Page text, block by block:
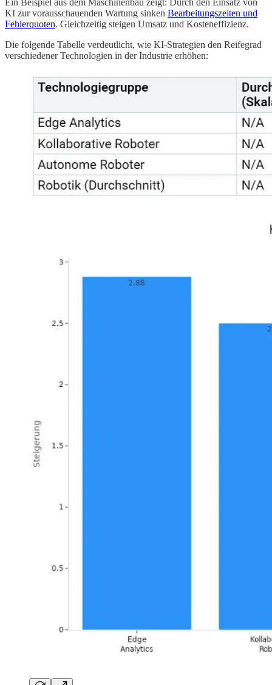
Ein Beispiel aus dem Maschinenbau zeigt: Durch den Einsatz von
KI zur vorausschauenden Wartung sinken Bearbeitungszeiten und
Fehlerquoten. Gleichzeitig steigen Umsatz und Kosteneffizienz.
Die folgende Tabelle verdeutlicht, wie KI-Strategien den Reifegrad
verschiedener Technologien in der Industrie erhöhen: